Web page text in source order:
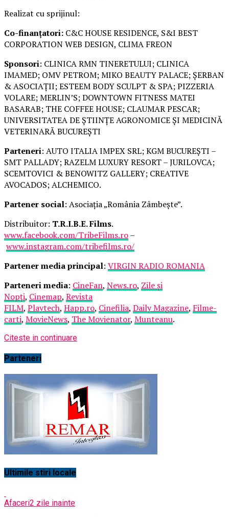
Realizat cu sprijinul:
Co-finanțatori: C&C HOUSE RESIDENCE, S&I BEST
CORPORATION WEB DESIGN, CLIMA FREON
Sponsori: CLINICA RMN TINERETULUI; CLINICA
IMAMED; OMV PETROM; MIKO BEAUTY PALACE; ȘERBAN
& ASOCIAȚII; ESTEEM BODY SCULPT & SPA; PIZZERIA
VOLARE; MERLIN’S; DOWNTOWN FITNESS MATEI
BASARAB; THE COFFEE HOUSE; CLAUMAR PESCAR;
UNIVERSITATEA DE ȘTIINȚE AGRONOMICE ȘI MEDICINĂ
VETERINARĂ BUCUREȘTI
Parteneri: AUTO ITALIA IMPEX SRL; KGM BUCUREȘTI –
SMT PALLADY; RAZELM LUXURY RESORT – JURILOVCA;
SCEMTOVICI & BENOWITZ GALLERY; CREATIVE
AVOCADOS; ALCHEMICO.
Partener social: Asociația „România Zâmbește”.
Distribuitor: T.R.I.B.E. Films.
www.facebook.com/TribeFilms.ro–
www.instagram.com/tribefilms.ro/
Partener media principal: VIRGIN RADIO ROMANIA
Parteneri media: CineFan, News.ro, Zile și
Nopți, Cinemap, Revista
FILM, Playtech, Happ.ro, Cinefilia, Daily Magazine, Filme-
carti, MovieNews, The Movienator, Munteanu.
Citeste in continuare
Parteneri
Ultimile stiri locale
Afaceri2 zile inainte